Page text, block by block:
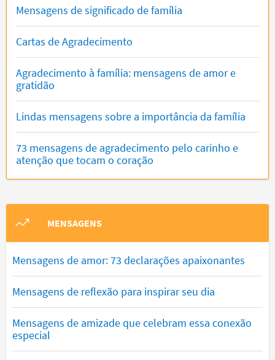
Mensagens de significado de família
Cartas de Agradecimento
Agradecimento à família: mensagens de amor e
gratidão
Lindas mensagens sobre a importância da família
73 mensagens de agradecimento pelo carinho e
atenção que tocam o coração
MENSAGENS
Mensagens de amor: 73 declarações apaixonantes
Mensagens de reflexão para inspirar seu dia
Mensagens de amizade que celebram essa conexão
especial